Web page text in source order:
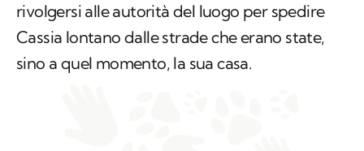
rivolgersi alle autorità del luogo per spedire
Cassia lontano dalle strade che erano state,
sino a quel momento, la sua casa.